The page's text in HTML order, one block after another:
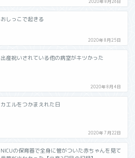
2020年8月26日
おしっこで起きる
2020年8月25日
出産祝いされている他の病室がキツかった
2020年8月4日
カエルをつかまえれた日
2020年7月22日
NICUの保育器で全身に管がついた赤ちゃんを見て